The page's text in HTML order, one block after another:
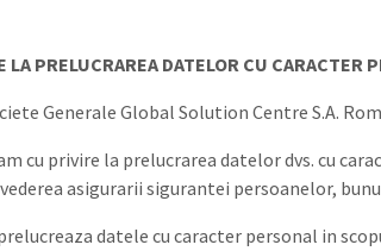
PRELUCRAREA DATELOR CU CARACTER
Generale Global Solution Centre S.A.
cu privire la prelucrarea datelor dvs. cu
asigurarii sigurantei persoanelor,
datele cu caracter personal in